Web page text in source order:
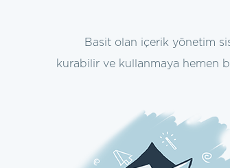
Basit olan içerik yönetim
kurabilir ve kullanmaya hemen